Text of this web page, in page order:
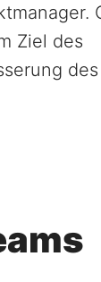
Ziel des
des